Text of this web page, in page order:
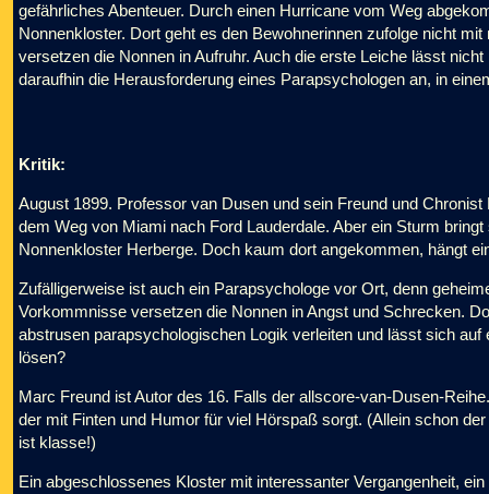
gefährliches Abenteuer. Durch einen Hurricane vom Weg
Nonnenkloster. Dort geht es den Bewohnerinnen zufolge nicht
versetzen die Nonnen in Aufruhr. Auch die erste Leiche lässt
daraufhin die Herausforderung eines Parapsychologen an, in
Kritik:
August 1899. Professor van Dusen und sein Freund und
dem Weg von Miami nach Ford Lauderdale. Aber ein Sturm
Nonnenkloster Herberge. Doch kaum dort angekommen, hängt
Zufälligerweise ist auch ein Parapsychologe vor Ort, denn
Vorkommnisse versetzen die Nonnen in Angst und Schrecken.
abstrusen parapsychologischen Logik verleiten und lässt sich
lösen?
Marc Freund ist Autor des 16. Falls der allscore-van-Dusen-
der mit Finten und Humor für viel Hörspaß sorgt. (Allein schon
ist klasse!)
Ein abgeschlossenes Kloster mit interessanter Vergangenheit,